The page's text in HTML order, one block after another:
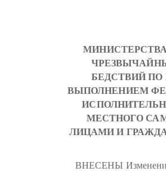
БЕДСТВИЙ
ВЫПОЛНЕНИЕМ
МЕСТНОГО
ЛИЦАМИ И
ВНЕСЕНЫ Изменения